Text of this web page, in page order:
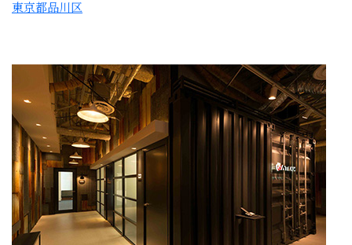
ATEAM オフィス 大阪
大阪府大阪市